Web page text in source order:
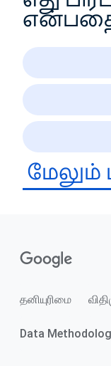
மேலும்
தனியுரிமை
Data